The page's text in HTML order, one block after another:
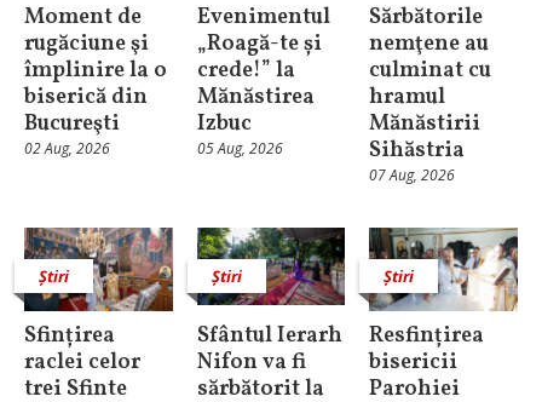
Moment de
rugăciune şi
împlinire la o
biserică din
Bucureşti
02 Aug, 2026
Evenimentul
„Roagă-te și
crede!” la
Mănăstirea
Izbuc
05 Aug, 2026
Sărbătorile
nemţene au
culminat cu
hramul
Mănăstirii
Sihăstria
07 Aug, 2026
Știri
Sfințirea
raclei celor
trei Sfinte
Știri
Sfântul Ierarh
Nifon va fi
sărbătorit la
Știri
Resfințirea
bisericii
Parohiei